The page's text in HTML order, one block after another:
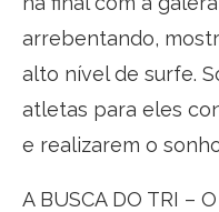
arrebentando,
alto nível de surfe.
atletas para eles
e realizarem o
A BUSCA DO TRI –